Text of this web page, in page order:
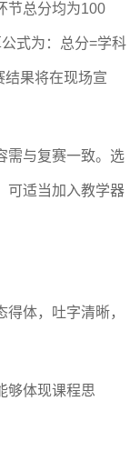
节总分均为100
式为：总分=学科
结果将在现场宣
需与复赛一致。选
可适当加入教学器
体，吐字清晰，
够体现课程思